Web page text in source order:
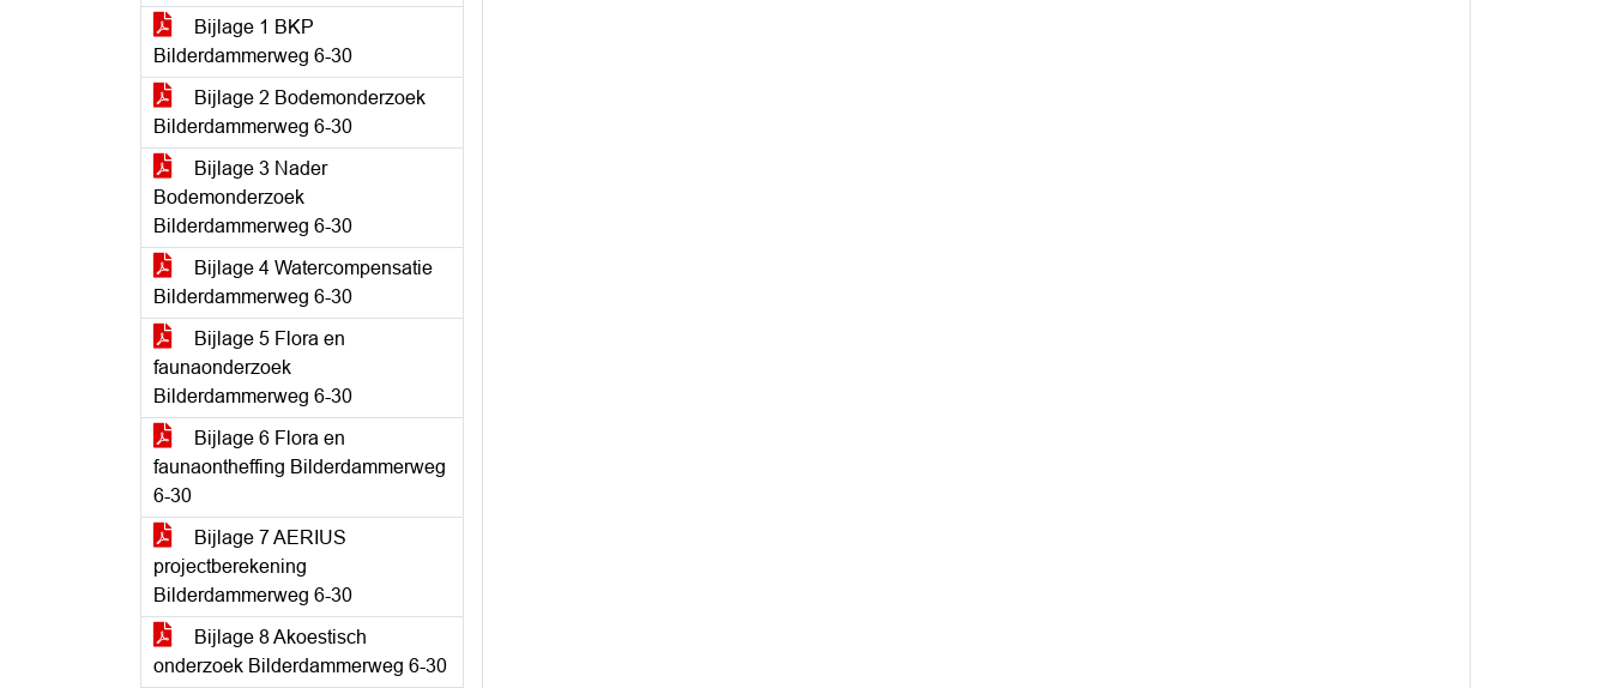
Bijlage 1 BKP
Bilderdammerweg 6-30
Bijlage 2 Bodemonderzoek
Bilderdammerweg 6-30
Bijlage 3 Nader
Bodemonderzoek
Bilderdammerweg 6-30
Bijlage 4 Watercompensatie
Bilderdammerweg 6-30
Bijlage 5 Flora en
faunaonderzoek
Bilderdammerweg 6-30
Bijlage 6 Flora en
faunaontheffing Bilderdammerweg
6-30
Bijlage 7 AERIUS
projectberekening
Bilderdammerweg 6-30
Bijlage 8 Akoestisch
onderzoek Bilderdammerweg 6-30